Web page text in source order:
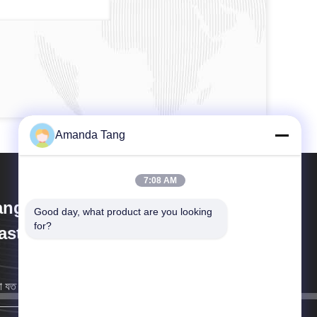
Paishun Rubber &
Co., Ltd
যত তাড়াতাড়ি সম্ভব আপনার কাছে ফিরে আসব।
Amanda Tang
7:08 AM
Good day, what product are you looking
for?